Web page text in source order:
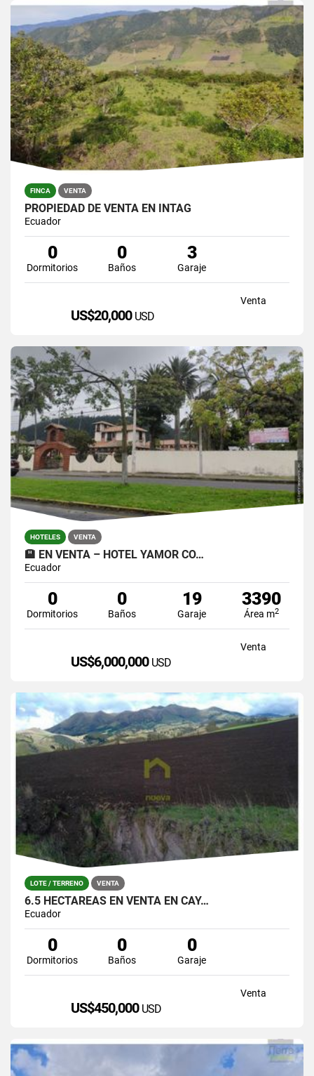
FINCA VENTA
PROPIEDAD DE VENTA EN INTAG
Ecuador
0
Dormitorios
0
Baños
3
Garaje
Venta
US$20,000 USD
HOTELES VENTA
🏨 EN VENTA – HOTEL YAMOR CO…
Ecuador
0
Dormitorios
0
Baños
19
Garaje
3390
Área m2
Venta
US$6,000,000 USD
LOTE / TERRENO VENTA
6.5 HECTAREAS EN VENTA EN CAY…
Ecuador
0
Dormitorios
0
Baños
0
Garaje
Venta
US$450,000 USD